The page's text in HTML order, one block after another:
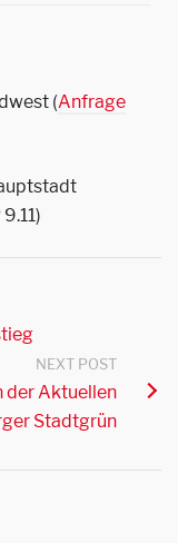
(Anfrage
9.11)
NEXT POST
der Aktuellen
Stadtgrün